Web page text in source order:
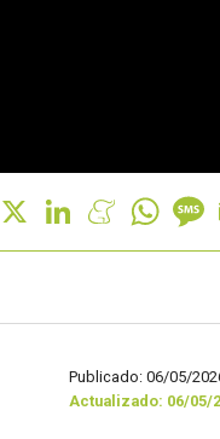
Facebook LinkedInMeneame
Publicado: 06/05/
Actualizado: 06/05/